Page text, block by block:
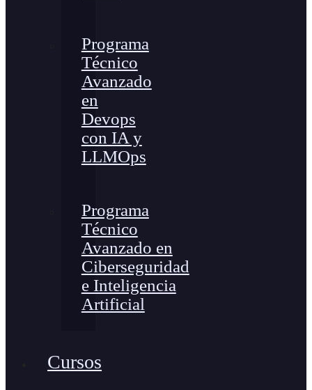
Programa
Técnico
Avanzado
en
Devops
con IA y
LLMOps
Programa
Técnico
Avanzado en
Ciberseguridad
e Inteligencia
Artificial
Cursos